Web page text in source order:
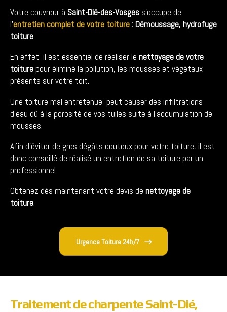
Votre couvreur à Saint-Dié-des-Vosges s’occupe de
l’entretien complet de votre toiture: Démoussage, hydrofuge
toiture.
En effet, il est essentiel de réaliser le nettoyage de votre
toiturepour éliminé la pollution, les mousses et végétaux
présents sur votre toit.
Une toiture mal entretenue, peut causer des infiltrations
d’eau dû à la porosité de vos tuiles suite à l’accumulation de
mousses.
Afin d’éviter de gros dégâts couteux pour votre toiture, il est
donc conseillé de réalisé un entretien de sa toiture par un
professionnel.
Obtenez dès maintenant votre devis de nettoyage de
toiture.
Urgence Toiture 24h/7
Traitement de charpente Saint-Dié,